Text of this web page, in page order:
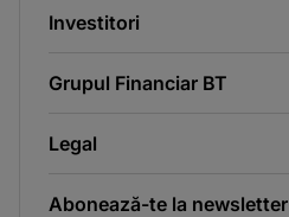
Investitori
Grupul Financiar BT
Legal
Abonează-te la newsletter